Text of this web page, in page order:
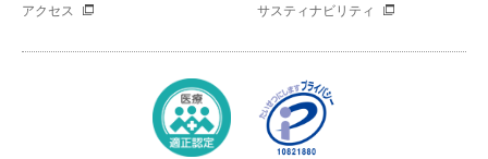
アクセス サスティナビリティ